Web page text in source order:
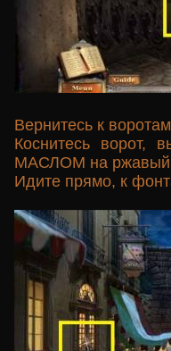
Вернитесь к
Коснитесь
МАСЛОМ на ржавый
Идите прямо, к